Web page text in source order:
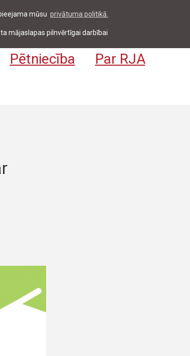
mūsu privātuma politikā.
mājaslapas pilnvērtīgai darbībai
Pieteikties
Pētniecība Par RJA